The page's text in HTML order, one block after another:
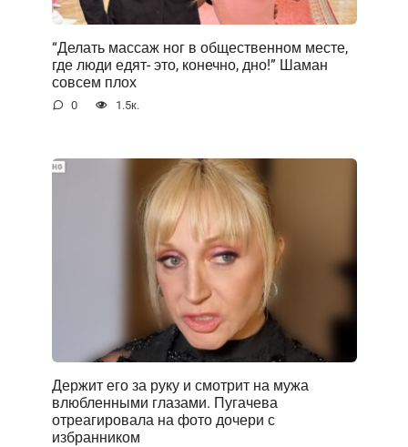
“Делать массаж ног в общественном месте,
где люди едят- это, конечно, дно!” Шаман
совсем плох
0 1.5к.
Держит его за руку и смотрит на мужа
влюбленными глазами. Пугачева
отреагировала на фото дочери с
избранником